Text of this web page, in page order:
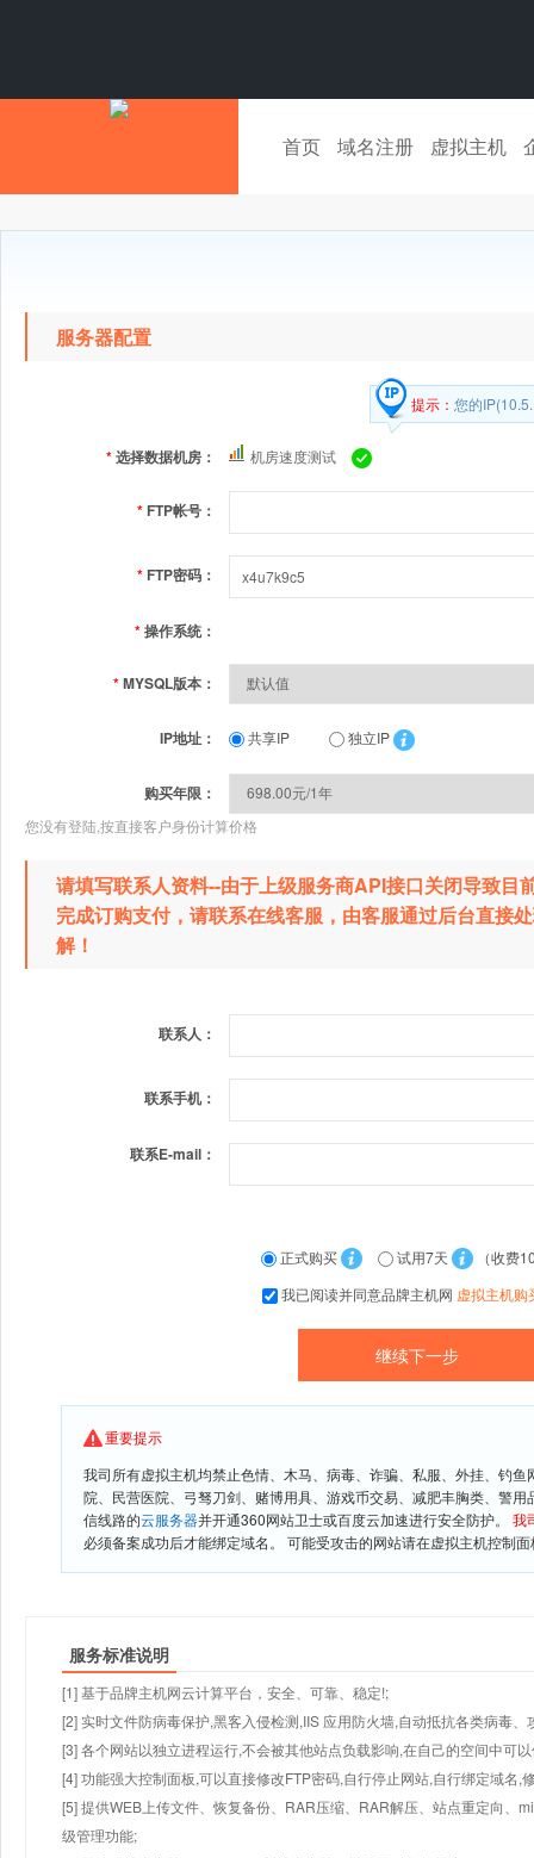
首页 域名注册 虚拟主机
服务器配置
提示： 您的
*选择数据机房： 机房速度测试
* FTP帐号：
* FTP密码：
*操作系统：
*MYSQL版本：
IP地址： 共享IP 独立IP
购买年限：
您没有登陆,按直接客户身份计算价格
请填写联系人资料--由于上级服务商API接口关闭导致目
完成订购支付，请联系在线客服，由客服通过后台直接
解！
联系人：
联系手机：
联系E-mail：
正式购买 试用7天
（收费
我已阅读并同意品牌主机网 虚拟主机购
重要提示
我司所有虚拟主机均禁止色情、木马、病毒、诈骗、私服、外挂、钓
院、民营医院、弓驽刀剑、赌博用具、游戏币交易、减肥丰胸类、警
信线路的云服务器并开通360网站卫士或百度云加速进行安全防护。 我
必须备案成功后才能绑定域名。 可能受攻击的网站请在虚拟主机控制
服务标准说明
[1] 基于品牌主机网云计算平台，安全、可靠、稳定!;
[2] 实时文件防病毒保护,黑客入侵检测,IIS 应用防火墙,自动抵抗各类病毒、
[3] 各个网站以独立进程运行,不会被其他站点负载影响,在自己的空间中可
[4] 功能强大控制面板,可以直接修改FTP密码,自行停止网站,自行绑定域名,
[5] 提供WEB上传文件、恢复备份、RAR压缩、RAR解压、站点重定向、
级管理功能;